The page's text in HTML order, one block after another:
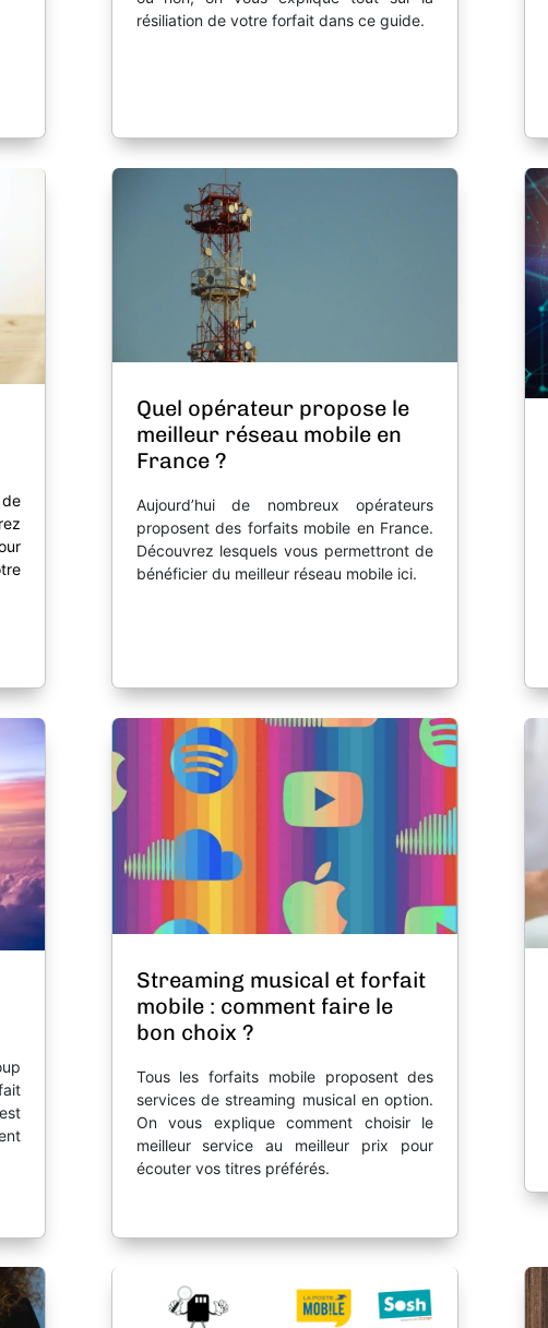
résiliation de votre forfait dans ce guide.
Quel opérateur propose le
meilleur réseau mobile en
France ?
Aujourd’hui de nombreux opérateurs
proposent des forfaits mobile en France.
Découvrez lesquels vous permettront de
bénéficier du meilleur réseau mobile ici.
Streaming musical et forfait
mobile : comment faire le
bon choix ?
Tous les forfaits mobile proposent des
services de streaming musical en option.
On vous explique comment choisir le
meilleur service au meilleur prix pour
écouter vos titres préférés.